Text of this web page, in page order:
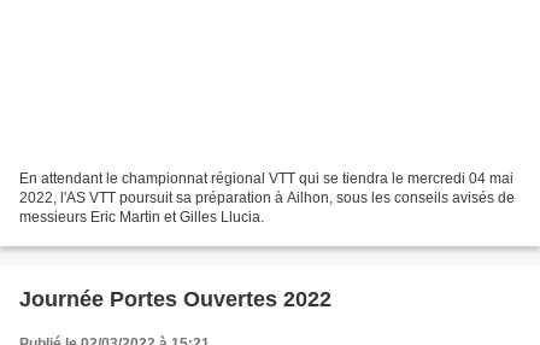
En attendant le championnat régional VTT qui se tiendra le mercredi 04 mai
2022, l'AS VTT poursuit sa préparation à Ailhon, sous les conseils avisés de
messieurs Eric Martin et Gilles Llucia.
Journée Portes Ouvertes 2022